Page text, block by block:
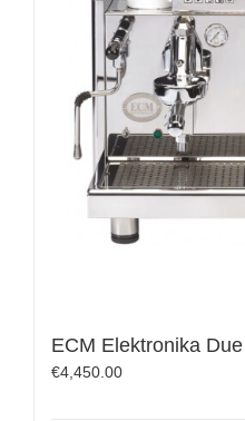
ECM Elektronika Due
€4,450.00